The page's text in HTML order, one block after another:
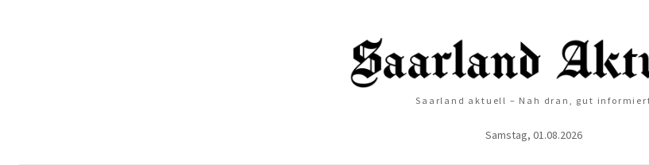
Saarland aktuell – Nah dran, gut
Samstag, 01.08.2026